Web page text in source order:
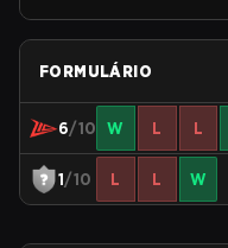
FORMULÁRIO
6/10 W L L
1/10 L L W